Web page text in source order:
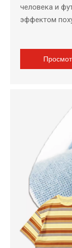
человека и
эффектом